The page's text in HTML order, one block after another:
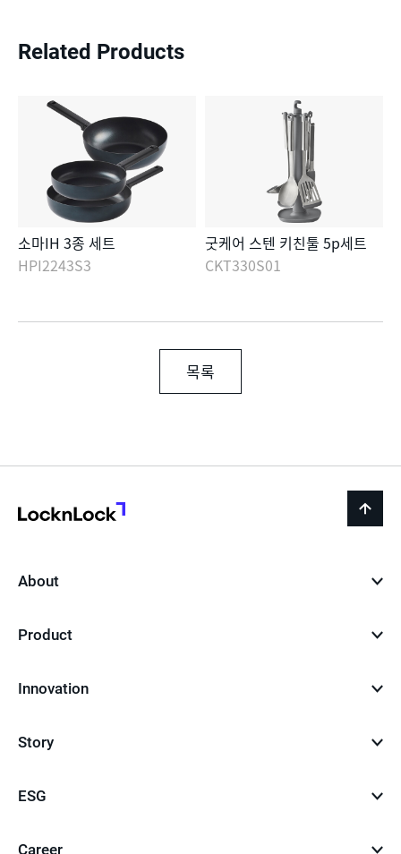
Related Products
소마IH 3종 세트
HPI2243S3
굿케어 스텐 키친툴 5p세트
CKT330S01
목록
back
About
Product
Innovation
Story
ESG
Career